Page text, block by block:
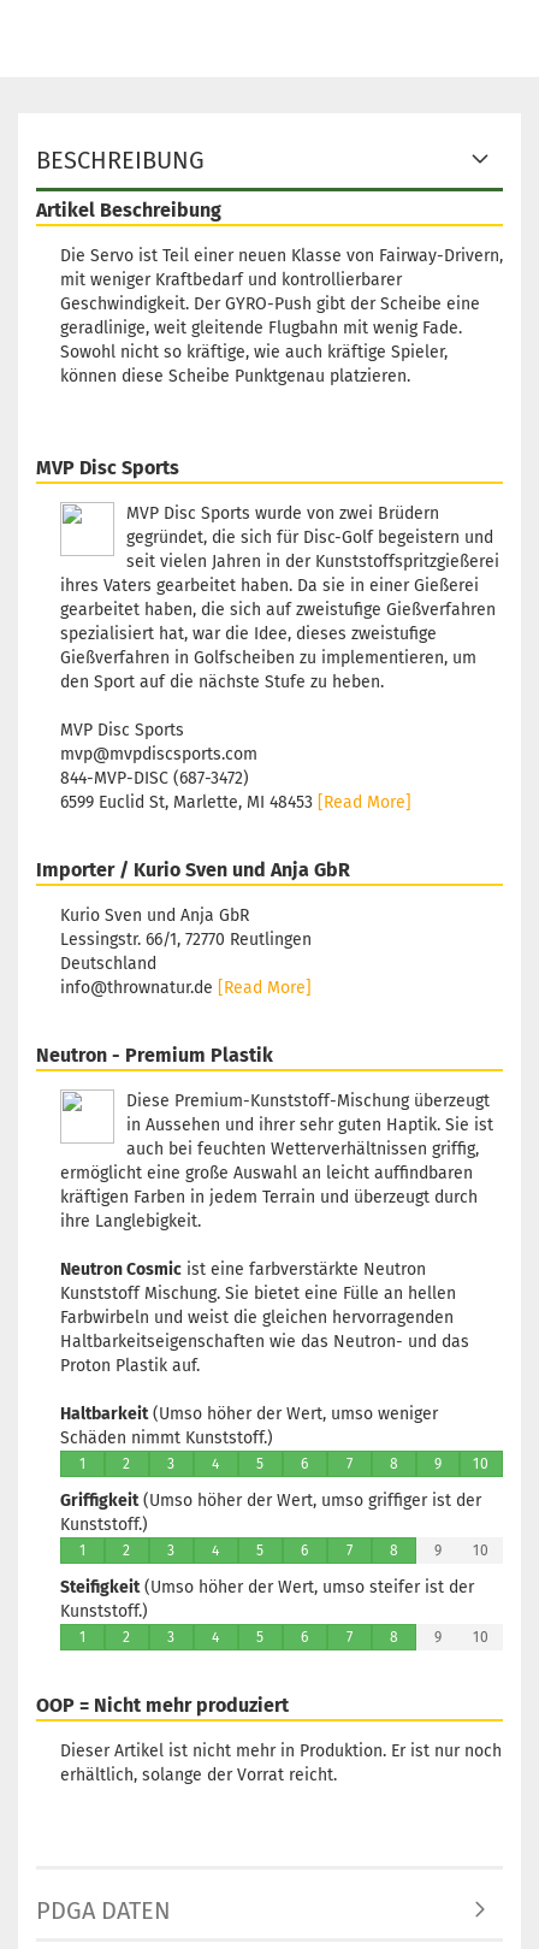
1
Gewicht:
Farbton:
Türkis
Gewicht:
Farbton:
Bläulich
1
1
3
Farbton:
1
Farbton:
BESCHREIBUNG
Artikel Beschreibung
Die Servo ist Teil einer neuen Klasse von Fairway-Drivern,
mit weniger Kraftbedarf und kontrollierbarer
Geschwindigkeit. Der GYRO-Push gibt der Scheibe eine
geradlinige, weit gleitende Flugbahn mit wenig Fade.
Sowohl nicht so kräftige, wie auch kräftige Spieler,
können diese Scheibe Punktgenau platzieren.
MVP Disc Sports
MVP Disc Sports wurde von zwei Brüdern
gegründet, die sich für Disc-Golf begeistern und
seit vielen Jahren in der Kunststoffspritzgießerei
ihres Vaters gearbeitet haben. Da sie in einer Gießerei
gearbeitet haben, die sich auf zweistufige Gießverfahren
spezialisiert hat, war die Idee, dieses zweistufige
Gießverfahren in Golfscheiben zu implementieren, um
den Sport auf die nächste Stufe zu heben.
MVP Disc Sports
mvp@mvpdiscsports.com
844-MVP-DISC (687-3472)
6599 Euclid St, Marlette, MI 48453 [Read More]
Importer / Kurio Sven und Anja GbR
Kurio Sven und Anja GbR
Lessingstr. 66/1, 72770 Reutlingen
Deutschland
info@thrownatur.de [Read More]
Neutron - Premium Plastik
Diese Premium-Kunststoff-Mischung überzeugt
in Aussehen und ihrer sehr guten Haptik. Sie ist
auch bei feuchten Wetterverhältnissen griffig,
ermöglicht eine große Auswahl an leicht auffindbaren
kräftigen Farben in jedem Terrain und überzeugt durch
ihre Langlebigkeit.
Neutron Cosmic ist eine farbverstärkte Neutron
Kunststoff Mischung. Sie bietet eine Fülle an hellen
Farbwirbeln und weist die gleichen hervorragenden
Haltbarkeitseigenschaften wie das Neutron- und das
Proton Plastik auf.
Haltbarkeit(Umso höher der Wert, umso weniger
Schäden nimmt Kunststoff.)
1 2 3 4 5 6 7 8 9 10
Griffigkeit(Umso höher der Wert, umso griffiger ist der
Kunststoff.)
1 2 3 4 5 6 7 8 9 10
Steifigkeit(Umso höher der Wert, umso steifer ist der
Kunststoff.)
1 2 3 4 5 6 7 8 9 10
OOP = Nicht mehr produziert
Dieser Artikel ist nicht mehr in Produktion. Er ist nur noch
erhältlich, solange der Vorrat reicht.
PDGA DATEN